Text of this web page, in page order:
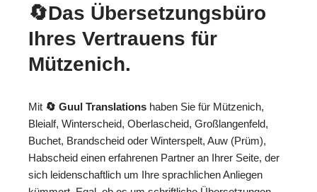
🔄Das Übersetzungsbüro
Ihres Vertrauens für
Mützenich.
Mit 🔄 Guul Translations haben Sie für Mützenich,
Bleialf, Winterscheid, Oberlascheid, Großlangenfeld,
Buchet, Brandscheid oder Winterspelt, Auw (Prüm),
Habscheid einen erfahrenen Partner an Ihrer Seite, der
sich leidenschaftlich um Ihre sprachlichen Anliegen